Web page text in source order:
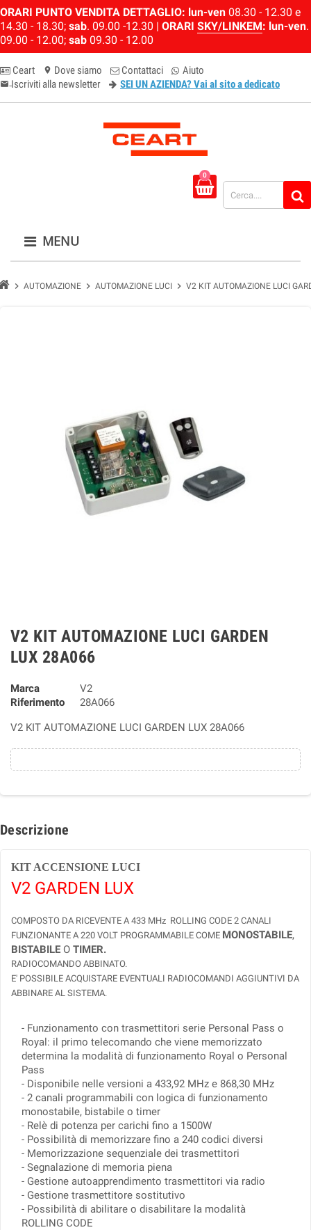
ORARI PUNTO VENDITA DETTAGLIO: lun-ven 08.30 - 12.30 e
14.30 - 18.30; sab. 09.00 -12.30 | ORARI SKY/LINKEM: lun-ven.
09.00 - 12.00; sab 09.30 - 12.00
Ceart location_on Dove siamo Contattaci Aiuto
email-newsletter
Iscriviti alla newsletter SEI UN AZIENDA? Vai al sito a dedicato
0
MENU
chevron_right AUTOMAZIONE chevron_right AUTOMAZIONE LUCI chevron_right V2 KIT AUTOMAZIONE LUCI
V2 KIT AUTOMAZIONE LUCI GARDEN
LUX 28A066
Marca
V2
Riferimento
28A066
V2 KIT AUTOMAZIONE LUCI GARDEN LUX 28A066
Descrizione
KIT ACCENSIONE LUCI
V2 GARDEN LUX
COMPOSTO DA RICEVENTE A 433 MHz ROLLING CODE 2 CANALI
FUNZIONANTE A 220 VOLT PROGRAMMABILE COME MONOSTABILE,
BISTABILE O TIMER.
RADIOCOMANDO ABBINATO.
E' POSSIBILE ACQUISTARE EVENTUALI RADIOCOMANDI AGGIUNTIVI DA
ABBINARE AL SISTEMA.
- Funzionamento con trasmettitori serie Personal Pass o
Royal: il primo telecomando che viene memorizzato
determina la modalità di funzionamento Royal o Personal
Pass
- Disponibile nelle versioni a 433,92 MHz e 868,30 MHz
- 2 canali programmabili con logica di funzionamento
monostabile, bistabile o timer
- Relè di potenza per carichi fino a 1500W
- Possibilità di memorizzare fino a 240 codici diversi
- Memorizzazione sequenziale dei trasmettitori
- Segnalazione di memoria piena
- Gestione autoapprendimento trasmettitori via radio
- Gestione trasmettitore sostitutivo
- Possibilità di abilitare o disabilitare la modalità
ROLLING CODE